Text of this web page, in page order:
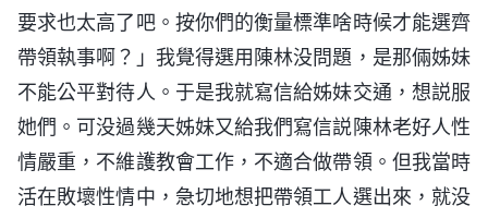
要求也太高了吧。按你們的衡量標準啥時候才能選齊
帶領執事啊？」我覺得選用陳林没問題，是那倆姊妹
不能公平對待人。于是我就寫信給姊妹交通，想説服
她們。可没過幾天姊妹又給我們寫信説陳林老好人性
情嚴重，不維護教會工作，不適合做帶領。但我當時
活在敗壞性情中，急切地想把帶領工人選出來，就没